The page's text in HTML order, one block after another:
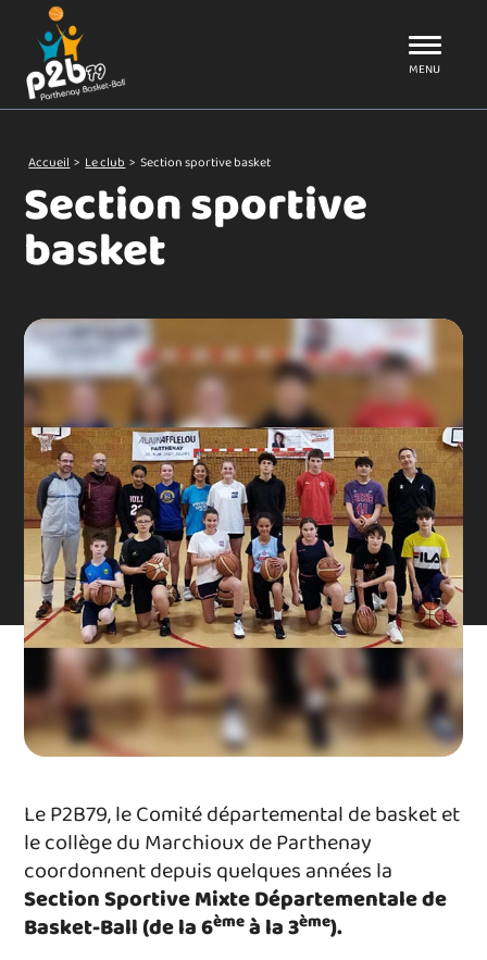
P2B79
MENU
Accueil > Le club > Section sportive basket
Section sportive
basket
Le P2B79, le Comité départemental de basket et
le collège du Marchioux de Parthenay
coordonnent depuis quelques années la
Section Sportive Mixte Départementale de
Basket-Ball (de la 6èmeà la 3ème).